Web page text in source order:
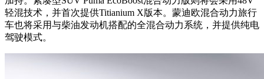
轻混技术，并首次提供Titianium X版本。蒙迪欧混合动力旅行
车也将采用与柴油发动机搭配的全混合动力系统，并提供纯电
驾驶模式。